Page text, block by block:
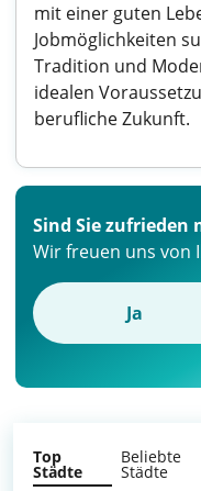
mit einer guten
Jobmöglichkeiten
Tradition und
idealen
berufliche Zukunft.
Sind Sie zufrieden
Wir freuen uns von
Ja
Top
Städte
Beliebte
Städte